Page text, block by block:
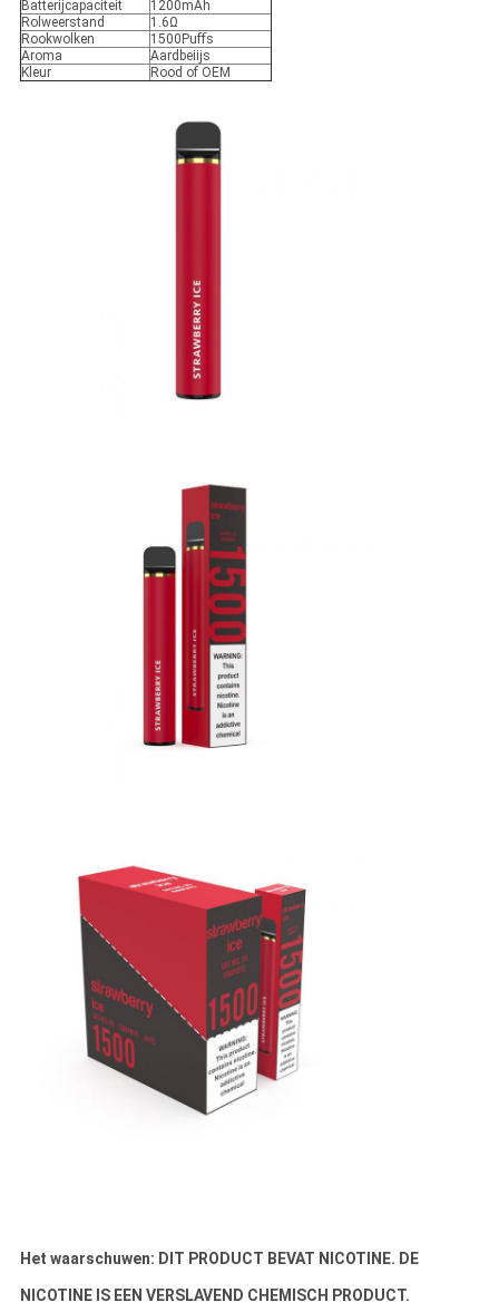
Batterijcapaciteit
1200mAh
Rolweerstand
1.6Ω
Rookwolken
1500Puffs
Aroma
Aardbeiijs
Kleur
Rood of OEM
Het waarschuwen: DIT PRODUCT BEVAT NICOTINE. DE
NICOTINE IS EEN VERSLAVEND CHEMISCH PRODUCT.